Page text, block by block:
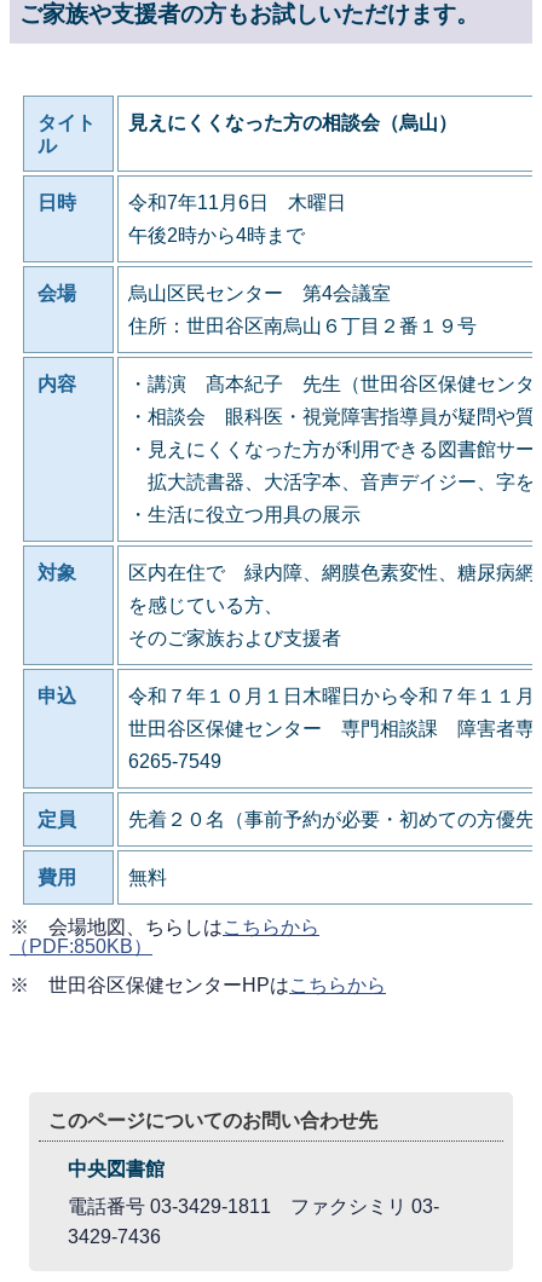
ご家族や支援者の方もお試しいただけます。
タイト
ル
見えにくくなった方の相談会（烏山）
日時
令和7年11月6日 木曜日
午後2時から4時まで
会場
烏山区民センター 第4会議室
住所：世田谷区南烏山６丁目２番１９号
内容
・講演 髙本紀子 先生（世田谷区保健センタ
・相談会 眼科医・視覚障害指導員が疑問や質
・見えにくくなった方が利用できる図書館サ
拡大読書器、大活字本、音声デイジー、字
・生活に役立つ用具の展示
対象
区内在住で 緑内障、網膜色素変性、糖尿病
を感じている方、
そのご家族および支援者
申込
令和７年１０月１日木曜日から令和７年１１月
世田谷区保健センター 専門相談課 障害者
6265-7549
定員 先着２０名（事前予約が必要・初めての方優先
費用 無料
※ 会場地図、ちらしはこちらから
（PDF:850KB）
※ 世田谷区保健センターHPはこちらから
このページについてのお問い合わせ先
中央図書館
電話番号 03-3429-1811 ファクシミリ 03-
3429-7436